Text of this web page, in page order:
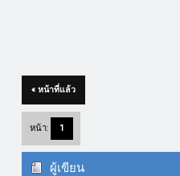
« หน้าที่แล้ว
หน้า: 1
ผู้เขียน